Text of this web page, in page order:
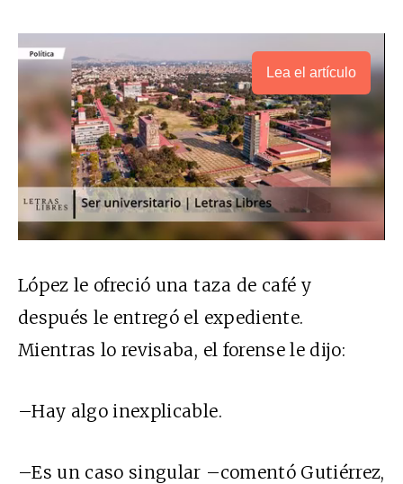
Lea el artículo
López le ofreció una taza de café y
después le entregó el expediente.
Mientras lo revisaba, el forense le dijo:
–Hay algo inexplicable.
–Es un caso singular –comentó Gutiérrez,